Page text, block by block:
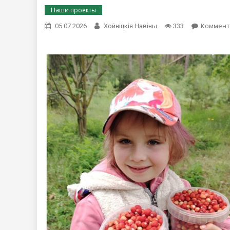
Наши проекты
05.07.2026 Хойнiцкiя Навiны 333